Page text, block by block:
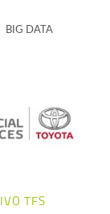
BIG DATA
TFS